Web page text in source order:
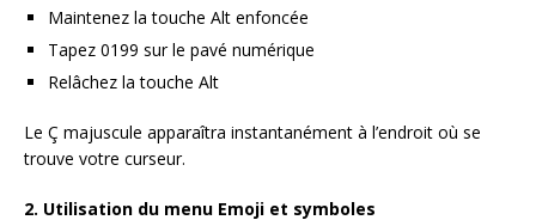
Maintenez la touche Alt enfoncée
Tapez 0199 sur le pavé numérique
Relâchez la touche Alt
Le Ç majuscule apparaîtra instantanément à l’endroit où se
trouve votre curseur.
2. Utilisation du menu Emoji et symboles